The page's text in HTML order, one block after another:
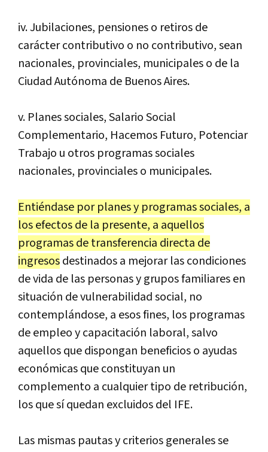
iv. Jubilaciones, pensiones o retiros de
carácter contributivo o no contributivo, sean
nacionales, provinciales, municipales o de la
Ciudad Autónoma de Buenos Aires.
v. Planes sociales, Salario Social
Complementario, Hacemos Futuro, Potenciar
Trabajo u otros programas sociales
nacionales, provinciales o municipales.
Entiéndase por planes y programas sociales, a
los efectos de la presente, a aquellos
programas de transferencia directa de
ingresosdestinados a mejorar las condiciones
de vida de las personas y grupos familiares en
situación de vulnerabilidad social, no
contemplándose, a esos fines, los programas
de empleo y capacitación laboral, salvo
aquellos que dispongan beneficios o ayudas
económicas que constituyan un
complemento a cualquier tipo de retribución,
los que sí quedan excluidos del IFE.
Las mismas pautas y criterios generales se